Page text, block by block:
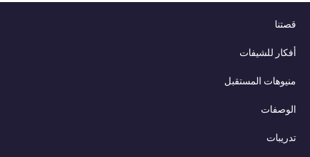
قصتنا
أفكار للشيفات
منيوهات المستقبل
الوصفات
تدريبات